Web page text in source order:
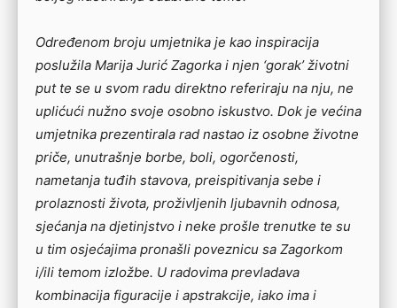
Određenom broju umjetnika je kao inspiracija
poslužila Marija Jurić Zagorka i njen ‘gorak’ životni
put te se u svom radu direktno referiraju na nju, ne
uplićući nužno svoje osobno iskustvo. Dok je većina
umjetnika prezentirala rad nastao iz osobne životne
priče, unutrašnje borbe, boli, ogorčenosti,
nametanja tuđih stavova, preispitivanja sebe i
prolaznosti života, proživljenih ljubavnih odnosa,
sjećanja na djetinjstvo i neke prošle trenutke te su
u tim osjećajima pronašli poveznicu sa Zagorkom
i/ili temom izložbe. U radovima prevladava
kombinacija figuracije i apstrakcije, iako ima i